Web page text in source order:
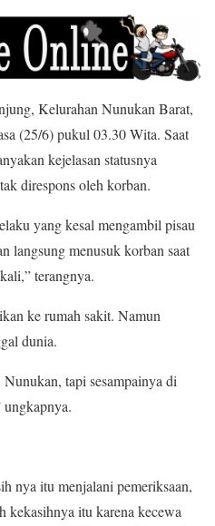
Kelurahan Nunukan Barat,
(25/6) pukul 03.30 Wita. Saat
kejelasan statusnya
direspons oleh korban.
yang kesal mengambil pisau
langsung menusuk korban saat
terangnya.
ke rumah sakit. Namun
dunia.
tapi sesampainya di
ungkapnya.
nya itu menjalani pemeriksaan,
kekasihnya itu karena kecewa